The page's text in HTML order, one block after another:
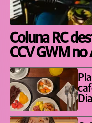
Coluna RC
CCV GWM